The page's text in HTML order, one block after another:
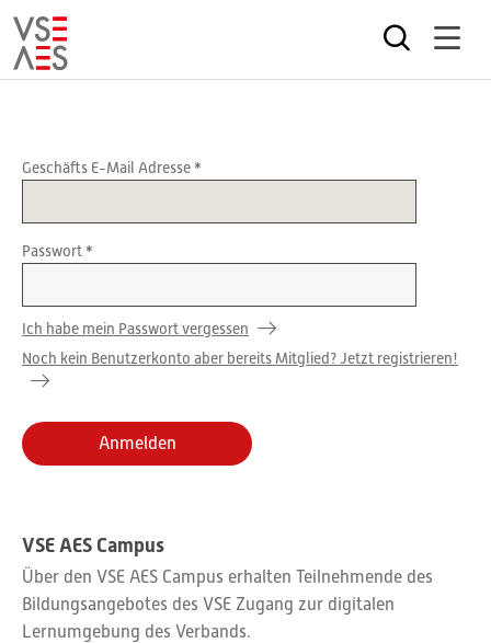
Geschäfts E-Mail Adresse
Passwort
Ich habe mein Passwort vergessen
Noch kein Benutzerkonto aber bereits Mitglied? Jetzt registrieren!
VSE AES Campus
Über den VSE AES Campus erhalten Teilnehmende des
Bildungsangebotes des VSE Zugang zur digitalen
Lernumgebung des Verbands.